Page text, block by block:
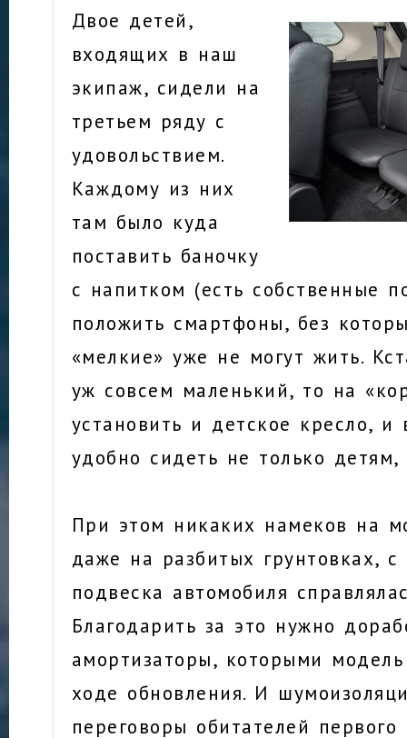
Двое детей,
входящих в наш
экипаж, сидели на
третьем ряду с
удовольствием.
Каждому из них
там было куда
поставить баночку
с напитком (есть собственные
положить смартфоны, без
«мелкие» уже не могут жить.
уж совсем маленький, то на
установить и детское кресло,
удобно сидеть не только
При этом никаких намеков на
даже на разбитых грунтовках,
подвеска автомобиля
Благодарить за это нужно
амортизаторы, которыми
ходе обновления. И
переговоры обитателей